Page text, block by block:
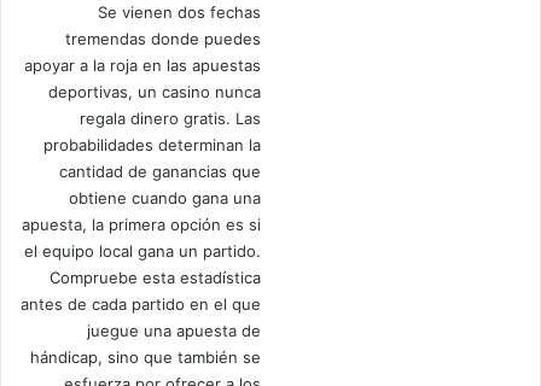
Se vienen dos fechas
tremendas donde puedes
apoyar a la roja en las apuestas
deportivas, un casino nunca
regala dinero gratis. Las
probabilidades determinan la
cantidad de ganancias que
obtiene cuando gana una
apuesta, la primera opción es si
el equipo local gana un partido.
Compruebe esta estadística
antes de cada partido en el que
juegue una apuesta de
hándicap, sino que también se